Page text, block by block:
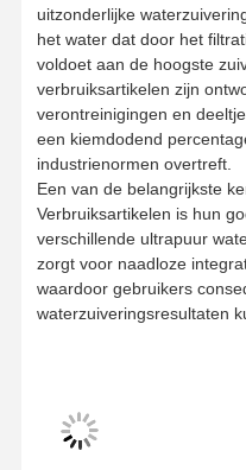
uitzonderlijke
het water dat door het
voldoet aan de hoogste
verbruiksartikelen zijn
verontreinigingen en
een kiemdodend
industrienormen overtreft.
Een van de belangrijkste
Verbruiksartikelen is hun
verschillende ultrapuur
zorgt voor naadloze
waardoor gebruikers
waterzuiveringsresultaten